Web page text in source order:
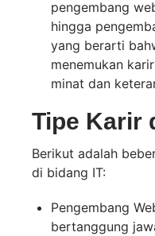
pengembang
hingga
yang berarti
menemukan
minat dan
Tipe Karir
Berikut adalah
di bidang IT:
Pengembang
bertanggung